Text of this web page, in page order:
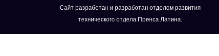
Сайт разработан и разработан отделом развития
технического отдела Пренса Латина.